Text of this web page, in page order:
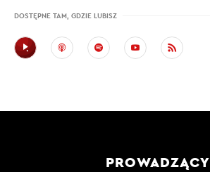
DOSTĘPNE TAM, GDZIE LUBISZ
PROWADZĄCY